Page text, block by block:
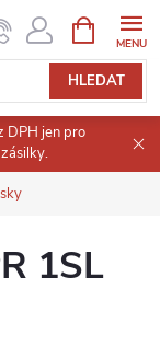
HLEDAT
NÁKUPNÍ
KOŠÍK
DPH jen pro
1SL